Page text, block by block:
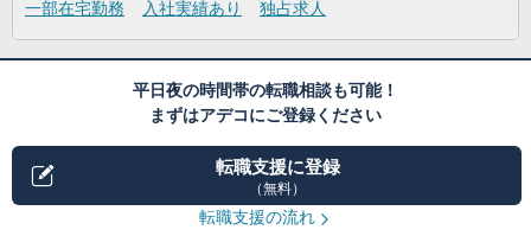
一部在宅勤務
入社実績あり 独占求人
平日夜の時間帯の転職相談も可能！
まずはアデコにご登録ください
転職支援に登録
（無料）
転職支援の流れ